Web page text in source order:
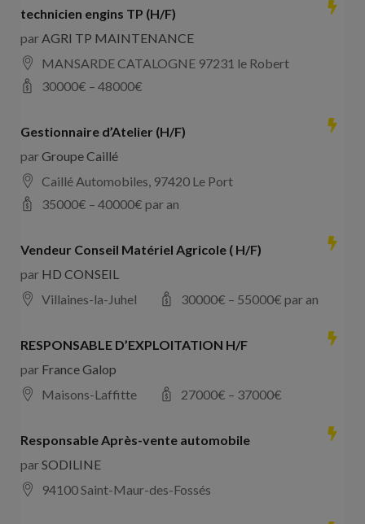
technicien engins TP (H/F)
parAGRI TP MAINTENANCE
MANSARDE CATALOGNE 97231 le Robert
30000€ – 48000€
Gestionnaire d’Atelier (H/F)
parGroupe Caillé
Caillé Automobiles, 97420 Le Port
35000€ – 40000€ par an
Vendeur Conseil Matériel Agricole ( H/F)
par HD CONSEIL
Villaines-la-Juhel
30000€ – 55000€ par an
RESPONSABLE D’EXPLOITATION H/F
par France Galop
Maisons-Laffitte
27000€ – 37000€
Responsable Après-vente automobile
parSODILINE
94100 Saint-Maur-des-Fossés